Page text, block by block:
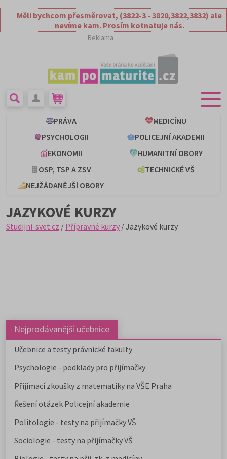
Měli bychcom přesměrovat, (3822-3 - 3820,3822,3832) ale
nevíme kam. Prosím kotnatuje nás.
Reklama
PRÁVA
MEDICÍNU
PSYCHOLOGII
POLICEJNÍ AKADEMII
EKONOMII
HUMANITNÍ OBORY
OSP, TSP A ZSV
TECHNICKÉ VŠ
NEJŽÁDANĚJŠÍ OBORY
JAZYKOVÉ KURZY
Studijni-svet.cz / Přípravné kurzy / Jazykové kurzy
Nejprodávanější učebnice
Učebnice a testy právnické fakulty
Psychologie - podklady pro přijímačky
Přijímací zkoušky z matematiky na VŠE Praha
Řešení otázek Policejní akademie
Politologie - testy na přijímačky VŠ
Sociologie - testy na přijímačky VŠ